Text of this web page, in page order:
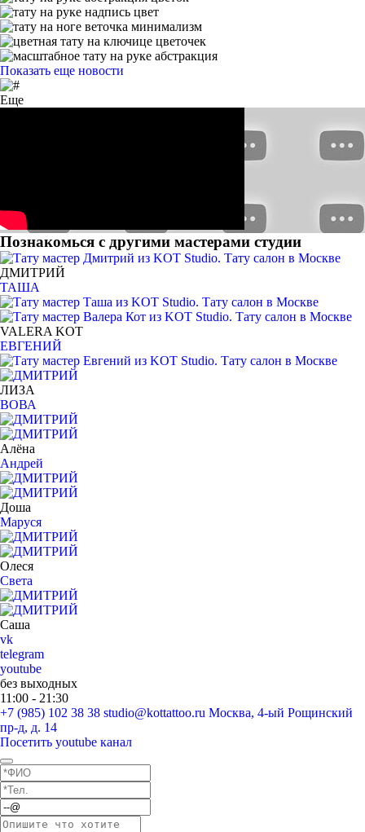
Показать еще новости
Еще
Познакомься с другими мастерами студии
ДМИТРИЙ
ТАША
VALERA KOT
ЕВГЕНИЙ
ЛИЗА
ВОВА
Алёна
Андрей
Доша
Маруся
Олеся
Света
Саша
vk
telegram
youtube
без выходных
11:00 - 21:30
+7 (985) 102 38 38 studio@kottattoo.ru Москва, 4-ый Рощинский
пр-д, д. 14
Посетить youtube канал